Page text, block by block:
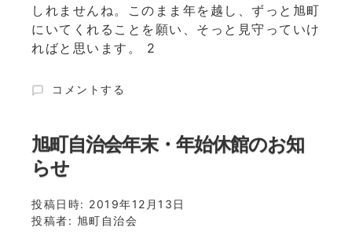
和
元
年
１
月
日
（木）
環
美
化
しれませんね。このまま年を越し、ずっと旭町
にいてくれることを願い、そっと見守っていけ
ればと思います。 2
コ
ト
リ
が
岡
市
コメントする
旭町自治会年末・年始休館のお知
らせ
投稿日時: 2019年12月13日
投稿者: 旭町自治会